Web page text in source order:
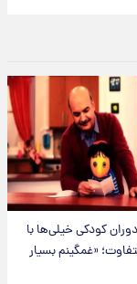
کودکی خیلی‌ها با
«غمگینم بسیار